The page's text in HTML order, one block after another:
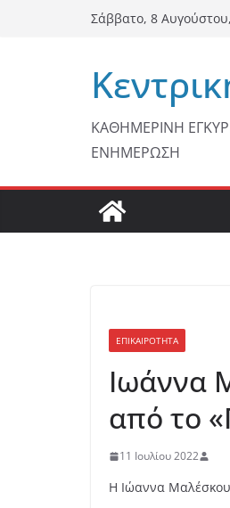
Σάββατο, 8
ΚΑΘΗΜΕΡΙΝΗ
ΕΝΗΜΕΡΩΣΗ
ΕΠΙΚΑΙΡΟΤΗΤΑ
Ιωάννα
από το
11 Ιουλίου 2022
Η Ιώαννα